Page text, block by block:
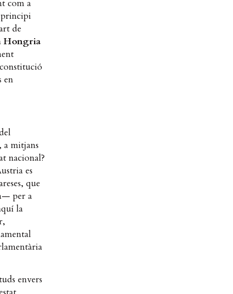
com a
principi
de
Hongria
en
a mitjans
nacional?
es
que
per a
la
envers